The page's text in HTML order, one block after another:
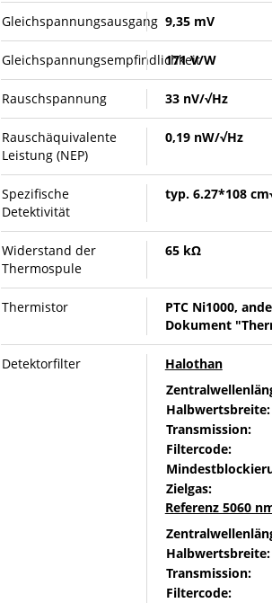
Gleichspannungsausgang 9,35 mV
Gleichspannungsempfindlichkeit
171 V/W
Rauschspannung 33 nV/√Hz
Rauschäquivalente
Leistung (NEP)
0,19 nW/√Hz
Spezifische
Detektivität
typ. 6.27*108
Widerstand der
Thermospule
65 kΩ
Thermistor
PTC Ni1000,
Dokument
Detektorfilter
Halothan
Halbwertsbreite:
Transmission:
Filtercode:
Zielgas:
Referenz 5060
Halbwertsbreite:
Transmission:
Filtercode: